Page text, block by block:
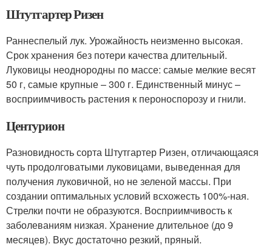
Штутгартер Ризен
Раннеспелый лук. Урожайность неизменно высокая.
Срок хранения без потери качества длительный.
Луковицы неоднородны по массе: самые мелкие весят
50 г, самые крупные – 300 г. Единственный минус –
восприимчивость растения к пероноспорозу и гнили.
Центурион
Разновидность сорта Штутгартер Ризен, отличающаяся
чуть продолговатыми луковицами, выведенная для
получения луковичной, но не зеленой массы. При
создании оптимальных условий всхожесть 100%-ная.
Стрелки почти не образуются. Восприимчивость к
заболеваниям низкая. Хранение длительное (до 9
месяцев). Вкус достаточно резкий, пряный.